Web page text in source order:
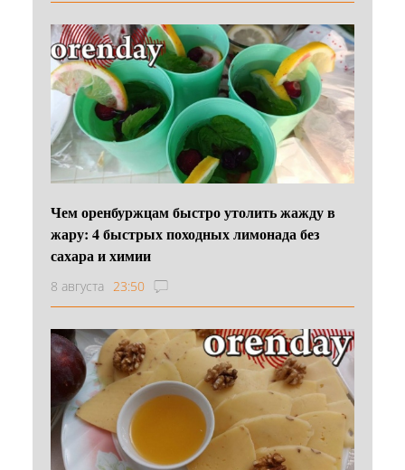
Чем оренбуржцам быстро утолить жажду в
жару: 4 быстрых походных лимонада без
сахара и химии
8 августа 23:50